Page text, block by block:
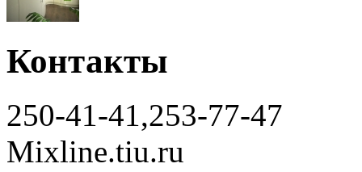
Контакты
250-41-41,253-77-47
Mixline.tiu.ru